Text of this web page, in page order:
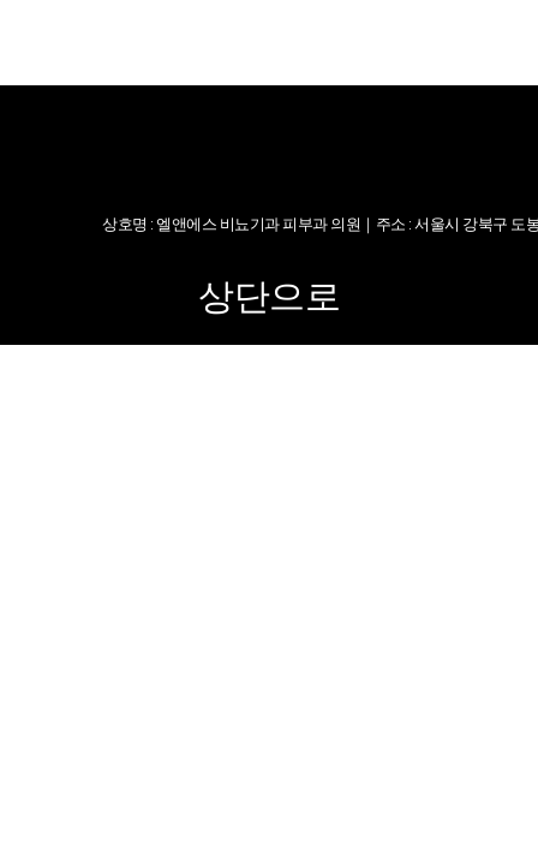
상호명 : 엘앤에스 비뇨기과 피부과 의원｜주소 : 서울시 강북구 도
상단으로